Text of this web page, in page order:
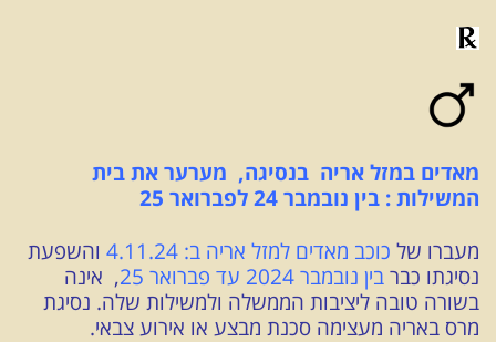
מאדים במזל אריה בנסיגה, מערער את בית
המשילות : בין נובמבר 24 לפברואר 25
מעברו של כוכב מאדים למזל אריה ב: 4.11.24
והשפעת
נסיגתו כבר בין נובמבר 2024 עד פברואר 25
, אינה
בשורה טובה ליציבות הממשלה ולמשילות שלה. נסיגת
מרס באריה מעצימה סכנת מבצע או אירוע צבאי.